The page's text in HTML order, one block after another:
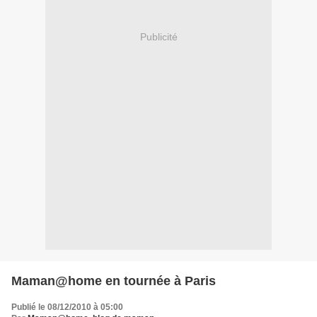
Publicité
Maman@home en tournée à Paris
Publié le 08/12/2010 à 05:00